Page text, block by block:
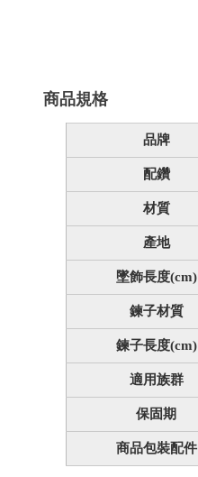
商品規格
品牌
配鑽
材質
產地
墜飾長度(cm)
鍊子材質
鍊子長度(cm)
適用族群
保固期
商品包裝配件